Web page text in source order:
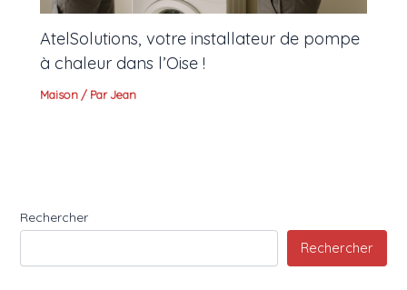
AtelSolutions, votre installateur de pompe
à chaleur dans l’Oise !
Maison / ParJean
Rechercher
Rechercher